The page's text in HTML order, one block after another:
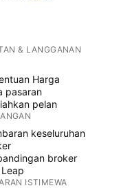
& LANGGANAN
Harga
pasaran
pelan
keseluruhan
broker
ISTIMEWA